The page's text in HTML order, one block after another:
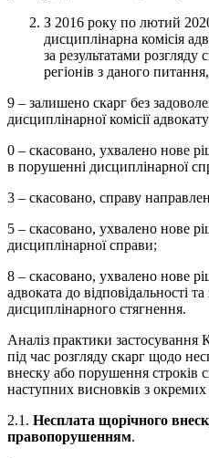
З 2016 року по лютий
дисциплінарна комісія
за результатами
регіонів з даного
9 – залишено скарг без
дисциплінарної комісії
0 – скасовано, ухвалено нове
в порушенні дисциплінарної
3 – скасовано, справу
5 – скасовано, ухвалено нове
дисциплінарної справи;
8 – скасовано, ухвалено нове
адвоката до відповідальності
дисциплінарного стягнення.
Аналіз практики
під час розгляду скарг щодо
внеску або порушення строків
наступних висновків з
2.1. Несплата щорічного
правопорушенням.